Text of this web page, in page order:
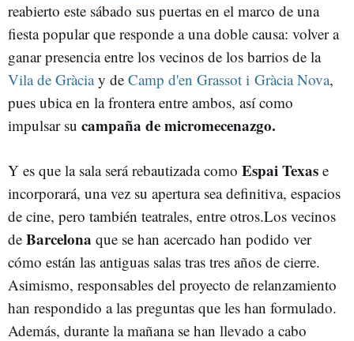
reabierto este sábado sus puertas en el marco de una
fiesta popular que responde a una doble causa: volver a
ganar presencia entre los vecinos de los barrios de la
Vila de Gràciay de Camp d'en Grassot i Gràcia Nova,
pues ubica en la frontera entre ambos, así como
impulsar su campaña de micromecenazgo.
Y es que la sala será rebautizada como Espai Texas e
incorporará, una vez su apertura sea definitiva, espacios
de cine, pero también teatrales, entre otros.Los vecinos
de Barcelona que se han acercado han podido ver
cómo están las antiguas salas tras tres años de cierre.
Asimismo, responsables del proyecto de relanzamiento
han respondido a las preguntas que les han formulado.
Además, durante la mañana se han llevado a cabo